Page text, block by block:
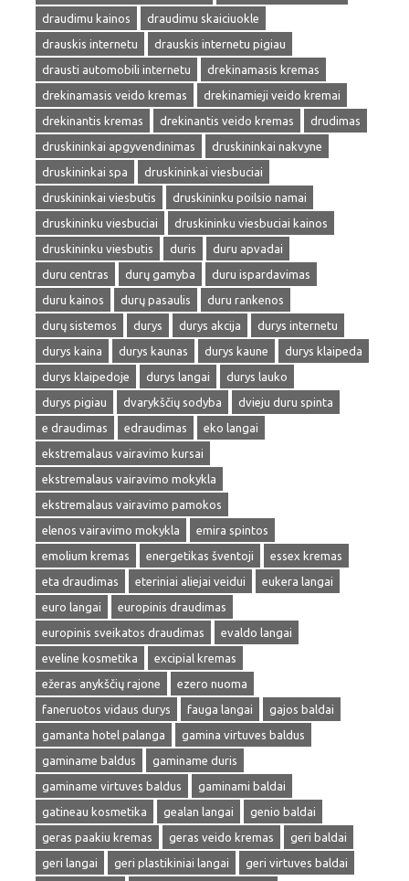
draudimu kainos
draudimu skaiciuokle
drauskis internetu
drauskis internetu pigiau
drausti automobili internetu
drekinamasis kremas
drekinamasis veido kremas
drekinamieji veido kremai
drekinantis kremas
drekinantis veido kremas
drudimas
druskininkai apgyvendinimas
druskininkai nakvyne
druskininkai spa
druskininkai viesbuciai
druskininkai viesbutis
druskininku poilsio namai
druskininku viesbuciai
druskininku viesbuciai kainos
druskininku viesbutis
duris
duru apvadai
duru centras
durų gamyba
duru ispardavimas
duru kainos
durų pasaulis
duru rankenos
durų sistemos
durys durys akcija
durys internetu
durys kaina
durys kaunas durys kaune
durys klaipeda
durys klaipedoje
durys langai
durys lauko
durys pigiau
dvarykščių sodyba
dvieju duru spinta
e draudimas
edraudimas
eko langai
ekstremalaus vairavimo kursai
ekstremalaus vairavimo mokykla
ekstremalaus vairavimo pamokos
elenos vairavimo mokykla
emira spintos
emolium kremas
energetikas šventoji
essex kremas
eta draudimas
eteriniai aliejai veidui
eukera langai
euro langai
europinis draudimas
europinis sveikatos draudimas
evaldo langai
eveline kosmetika
excipial kremas
ežeras anykščių rajone
ezero nuoma
faneruotos vidaus durys
fauga langai
gajos baldai
gamanta hotel palanga
gamina virtuves baldus
gaminame baldus
gaminame duris
gaminame virtuves baldus
gaminami baldai
gatineau kosmetika
gealan langai
genio baldai
geras paakiu kremas
geras veido kremas
geri baldai
geri langai
geri plastikiniai langai
geri virtuves baldai